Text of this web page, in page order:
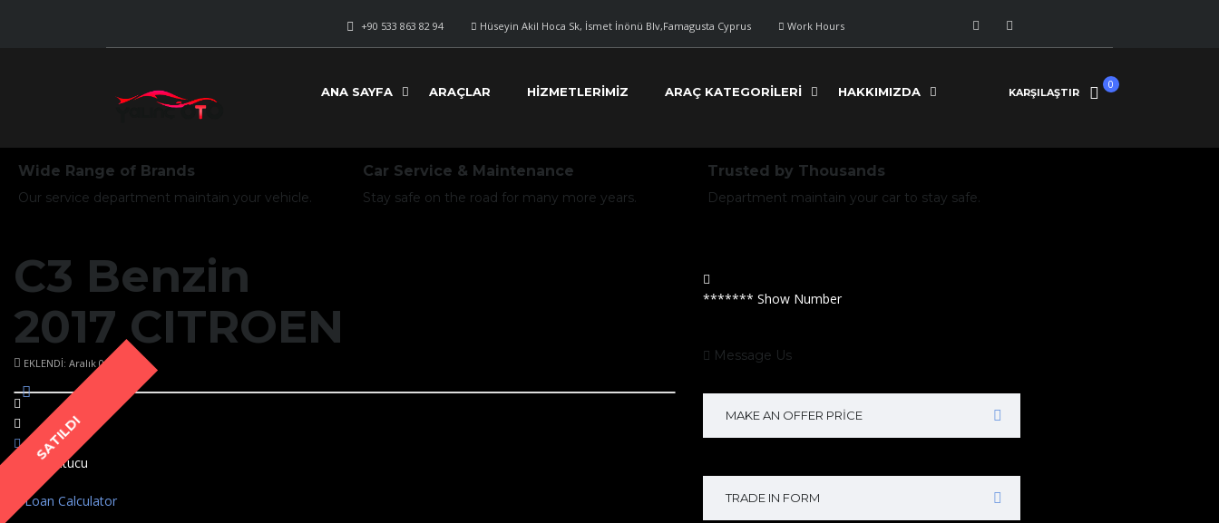
Work Hours
Hüseyin Akil Hoca Sk, İsmet İnönü Blv,Famagusta Cyprus
+90 533 863 82 94
KARŞILAŞTIR
0
ANA SAYFA ARAÇLAR HIZMETLERIMIZ ARAÇ KATEGORILERI HAKKIMIZDA
Wide Range of Brands
Our service department maintain your vehicle.
Car Service & Maintenance
Stay safe on the road for many more years.
Trusted by Thousands
Department maintain your car to stay safe.
C3 Benzin
2017 CITROEN
EKLENDİ: Aralık 01, 2023
SATILDI
Loan Calculator
******* Show Number
Message Us
MAKE AN OFFER PRICE
TRADE IN FORM